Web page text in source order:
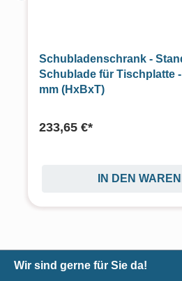
Schubladenschrank -
Schublade für Tischplatte
mm (HxBxT)
233,65 €*
IN DEN
Wir sind gerne für Sie da!